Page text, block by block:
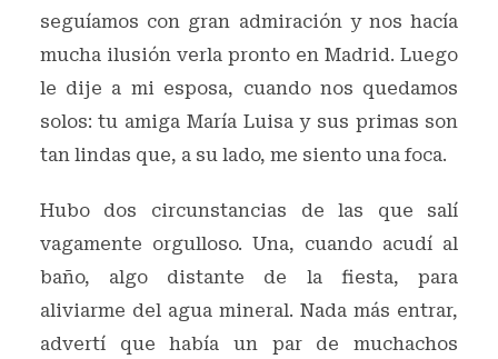
seguíamos con gran admiración y nos hacía
mucha ilusión verla pronto en Madrid. Luego
le dije a mi esposa, cuando nos quedamos
solos: tu amiga María Luisa y sus primas son
tan lindas que, a su lado, me siento una foca.
Hubo dos circunstancias de las que salí
vagamente orgulloso. Una, cuando acudí al
baño, algo distante de la fiesta, para
aliviarme del agua mineral. Nada más entrar,
advertí que había un par de muchachos